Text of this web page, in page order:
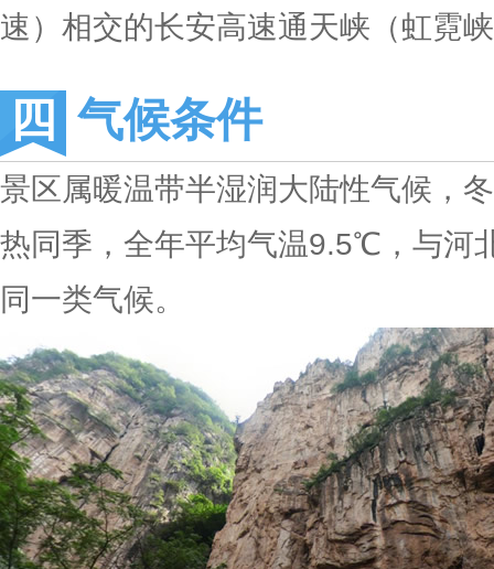
速）相交的长安高速通天峡（虹霓
气候条件
景区属暖温带半湿润大陆性气候，
热同季，全年平均气温9.5℃，与河
同一类气候。